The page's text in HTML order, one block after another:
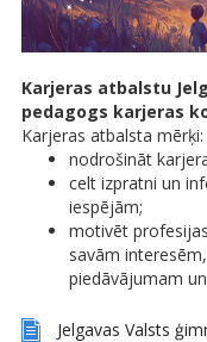
Karjeras atbalstu
pedagogs karjeras
Karjeras atbalsta mērķi:
nodrošināt
celt izpratni un
iespējām;
motivēt
savām
piedāvājumam
Jelgavas Valsts